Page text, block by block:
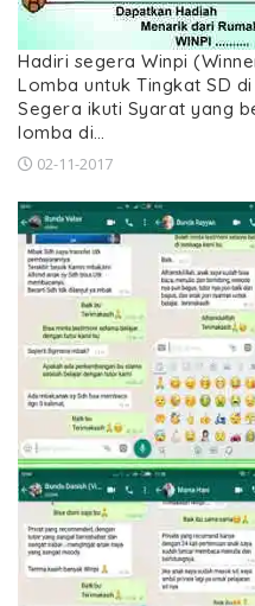
Hadiri segera Winpi
Lomba untuk Tingkat SD di
Segera ikuti Syarat yang
lomba di…
02-11-2017